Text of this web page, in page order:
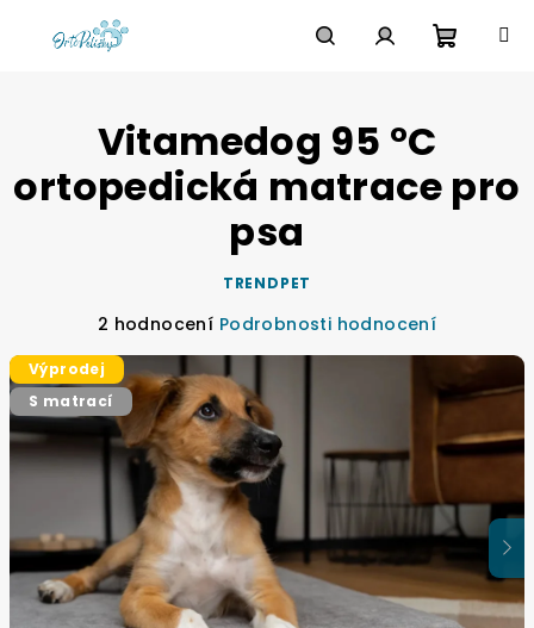
Vitamedog 95 °C
ortopedická matrace pro
psa
TRENDPET
Průměrné
produktu
je
5,0
5
hvězdiček.
2 hodnocení Podrobnosti hodnocení
Výprodej
S matrací